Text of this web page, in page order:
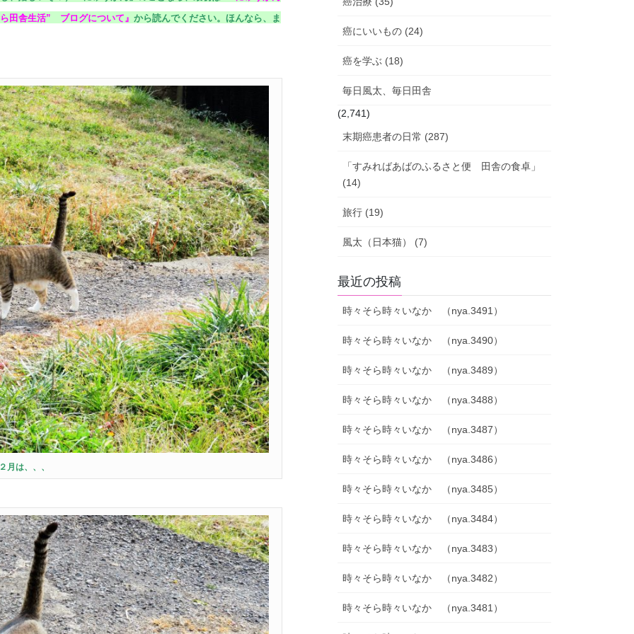
田舎生活” ブログについて』 から読んでください。 ほんなら、ま
月は、、、
癌にいいもの (24)
癌を学ぶ (18)
毎日風太、毎日田舎
(2,741)
末期癌患者の日常 (287)
「すみればあばのふるさと便 田舎の食卓」
(14)
旅行 (19)
風太（日本猫） (7)
最近の投稿
時々そら時々いなか （nya.3491）
時々そら時々いなか （nya.3490）
時々そら時々いなか （nya.3489）
時々そら時々いなか （nya.3488）
時々そら時々いなか （nya.3487）
時々そら時々いなか （nya.3486）
時々そら時々いなか （nya.3485）
時々そら時々いなか （nya.3484）
時々そら時々いなか （nya.3483）
時々そら時々いなか （nya.3482）
時々そら時々いなか （nya.3481）